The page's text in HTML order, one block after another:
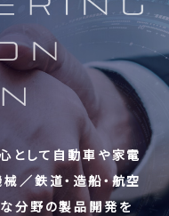
として 自動車や家電
／鉄道・造船・航空
分野の製品開発を